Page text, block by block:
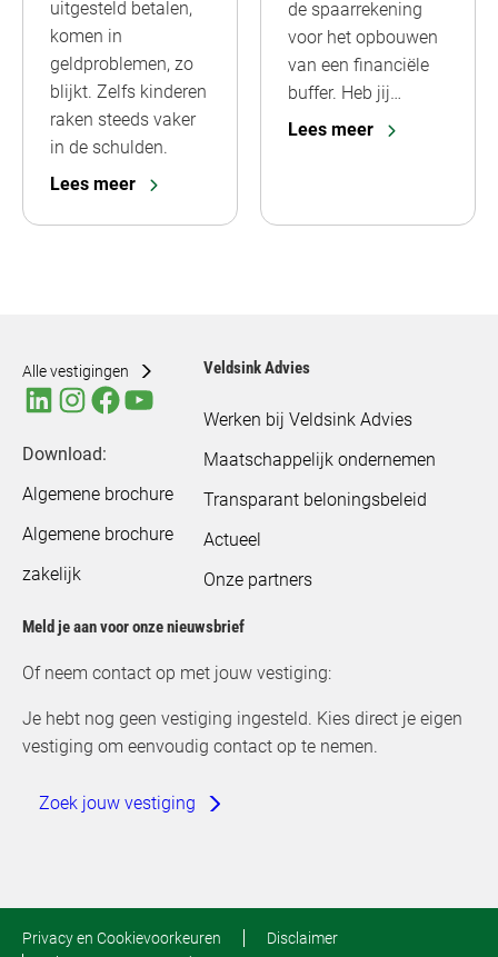
uitgesteld betalen,
komen in
geldproblemen, zo
blijkt. Zelfs kinderen
raken steeds vaker
in de schulden.
Lees meer
de spaarrekening
voor het opbouwen
van een financiële
buffer. Heb jij…
Lees meer
Alle vestigingen
Download:
Algemene brochure
Algemene brochure
zakelijk
Veldsink Advies
Werken bij Veldsink Advies
Maatschappelijk ondernemen
Transparant beloningsbeleid
Actueel
Onze partners
Meld je aan voor onze nieuwsbrief
Of neem contact op met jouw vestiging:
Je hebt nog geen vestiging ingesteld. Kies direct je eigen
vestiging om eenvoudig contact op te nemen.
Zoek jouw vestiging
Privacy en Cookievoorkeuren
Disclaimer